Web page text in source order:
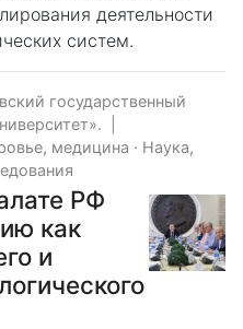
деятельности
систем.
государственный
медицина · Наука,
РФ
как
и